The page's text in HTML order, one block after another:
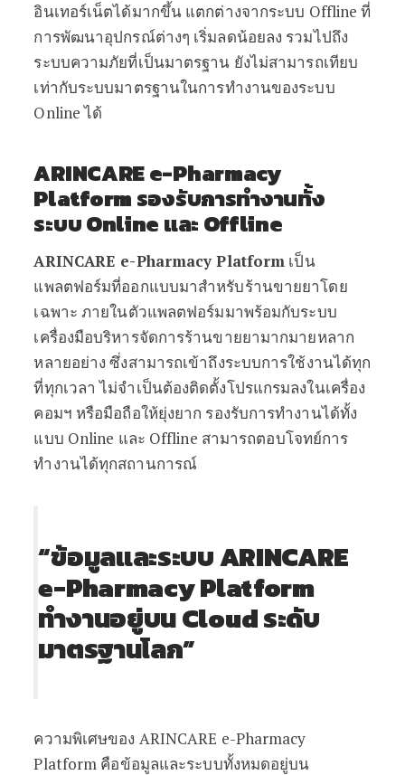
อินเทอร์เน็ตได้มากขึ้น แตกต่างจากระบบ Offline ที่
การพัฒนาอุปกรณ์ต่างๆ เริ่มลดน้อยลง รวมไปถึง
ระบบความภัยที่เป็นมาตรฐาน ยังไม่สามารถเทียบ
เท่ากับระบบมาตรฐานในการทำงานของระบบ
Online ได้
ARINCARE e-Pharmacy
Platform รองรับการทำงานทั้ง
ระบบ Online และ Offline
ARINCARE e-Pharmacy Platform เป็น
แพลตฟอร์มที่ออกแบบมาสำหรับร้านขายยาโดย
เฉพาะ ภายในตัวแพลตฟอร์มมาพร้อมกับระบบ
เครื่องมือบริหารจัดการร้านขายยามากมายหลาก
หลายอย่าง ซึ่งสามารถเข้าถึงระบบการใช้งานได้ทุก
ที่ทุกเวลา ไม่จำเป็นต้องติดตั้งโปรแกรมลงในเครื่อง
คอมฯ หรือมือถือให้ยุ่งยาก รองรับการทำงานได้ทั้ง
แบบ Online และ Offline สามารถตอบโจทย์การ
ทำงานได้ทุกสถานการณ์
“ข้อมูลและระบบ ARINCARE
e-Pharmacy Platform
ทำงานอยู่บน Cloud ระดับ
มาตรฐานโลก”
ความพิเศษของ ARINCARE e-Pharmacy
Platform คือข้อมูลและระบบทั้งหมดอยู่บน